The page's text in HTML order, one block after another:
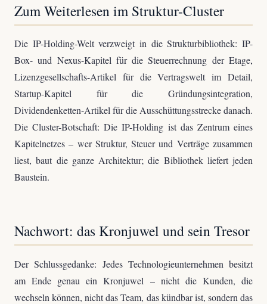
Zum Weiterlesen im Struktur-Cluster
Die IP-Holding-Welt verzweigt in die Strukturbibliothek: IP-
Box- und Nexus-Kapitel für die Steuerrechnung der Etage,
Lizenzgesellschafts-Artikel für die Vertragswelt im Detail,
Startup-Kapitel für die Gründungsintegration,
Dividendenketten-Artikel für die Ausschüttungsstrecke danach.
Die Cluster-Botschaft: Die IP-Holding ist das Zentrum eines
Kapitelnetzes – wer Struktur, Steuer und Verträge zusammen
liest, baut die ganze Architektur; die Bibliothek liefert jeden
Baustein.
Nachwort: das Kronjuwel und sein Tresor
Der Schlussgedanke: Jedes Technologieunternehmen besitzt
am Ende genau ein Kronjuwel – nicht die Kunden, die
wechseln können, nicht das Team, das kündbar ist, sondern das